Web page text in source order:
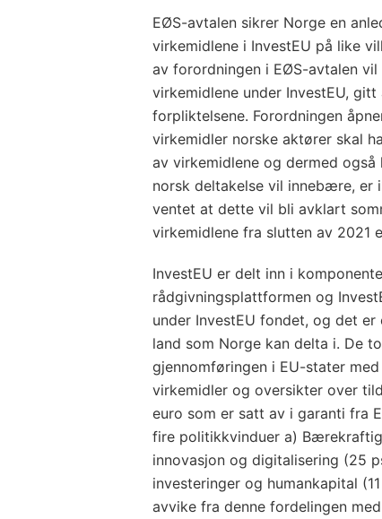
EØS-avtalen sikrer Norge en
virkemidlene i InvestEU på like
av forordningen i EØS-avtalen
virkemidlene under InvestEU,
forpliktelsene. Forordningen
virkemidler norske aktører skal
av virkemidlene og dermed
norsk deltakelse vil innebære, er
ventet at dette vil bli avklart
virkemidlene fra slutten av 2021
InvestEU er delt inn i
rådgivningsplattformen og
under InvestEU fondet, og det
land som Norge kan delta i. De
gjennomføringen i EU-stater
virkemidler og oversikter over
euro som er satt av i garanti fra
fire politikkvinduer a)
innovasjon og digitalisering (25
investeringer og humankapital
avvike fra denne fordelingen